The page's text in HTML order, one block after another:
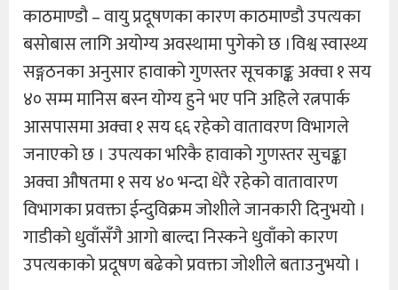
काठमाण्डौ – वायु प्रदूषणका कारण काठमाण्डौ उपत्यका
बसाेबास लागि अयोग्य अवस्थामा पुगेको छ ।विश्व स्वास्थ्य
सङ्गठनका अनुसार हावाको गुणस्तर सूचकाङ्क अक्वा १ सय
४० सम्म मानिस बस्न योग्य हुने भए पनि अहिले रत्नपार्क
आसपासमा अक्वा १ सय ६६ रहेको वातावरण विभागले
जनाएको छ । उपत्यका भरिकै हावाको गुणस्तर सुचङ्का
अक्वा औषतमा १ सय ४० भन्दा धेरै रहेको वातावारण
विभागका प्रवक्ता ईन्दुविक्रम जोशीले जानकारी दिनुभयो ।
गाडीको धुवाँसँगै आगो बाल्दा निस्कने धुवाँकाे कारण
उपत्यकाकाे प्रदूषण बढेकाे प्रवक्ता जोशीले बताउनुभयो ।